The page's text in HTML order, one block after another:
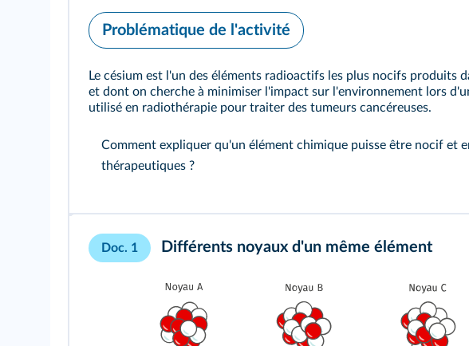
Problématique de l'activité
Le césium est l'un des éléments radioactifs les plus nocifs produits
et dont on cherche à minimiser l'impact sur l'environnement lors
utilisé en radiothérapie pour traiter des tumeurs cancéreuses.
Comment expliquer qu'un élément chimique puisse être nocif et
thérapeutiques ?
Doc. 1 Différents noyaux d'un même élément